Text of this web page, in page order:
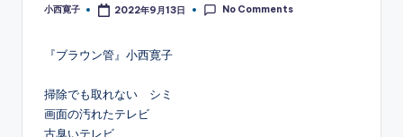
Posted
小西寛子 2022年9月13日 No Comments
『ブラウン管』小西寛子
掃除でも取れない　シミ
画面の汚れたテレビ
古臭いテレビ